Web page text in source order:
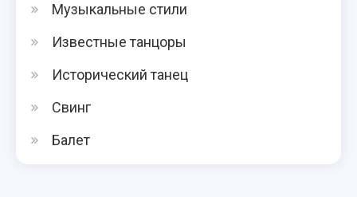
Музыкальные стили
Известные танцоры
Исторический танец
Свинг
Балет